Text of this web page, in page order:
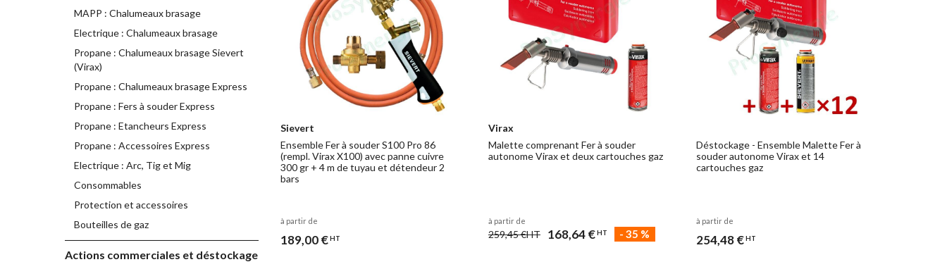
MAPP : Chalumeaux brasage
Electrique : Chalumeaux brasage
Propane : Chalumeaux brasage Sievert
(Virax)
Propane : Chalumeaux brasage Express
Propane : Fers à souder Express
Propane : Etancheurs Express
Propane : Accessoires Express
Electrique : Arc, Tig et Mig
Consommables
Protection et accessoires
Bouteilles de gaz
Actions commerciales et déstockage
Sievert
Ensemble Fer à souder S100 Pro 86
(rempl. Virax X100) avec panne cuivre
300 gr + 4 m de tuyau et détendeur 2
bars
à partir de
189,00 € HT
Virax
Malette comprenant Fer à souder
autonome Virax et deux cartouches gaz
à partir de
259,45 €HT 168,64 €HT -35 %
Déstockage - Ensemble Malette Fer à
souder autonome Virax et 14
cartouches gaz
à partir de
254,48 € HT